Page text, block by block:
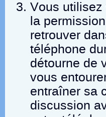
Vous utilisez
la
retrouver
téléphone
détourne de
vous
entraîner sa
discussion